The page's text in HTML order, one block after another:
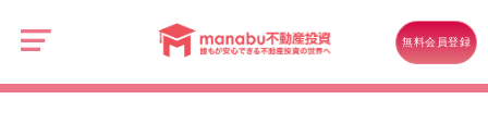
無料会員登録
将来に備え、じっくり資産を増やしたい！長期投資に適した主要資産ETF